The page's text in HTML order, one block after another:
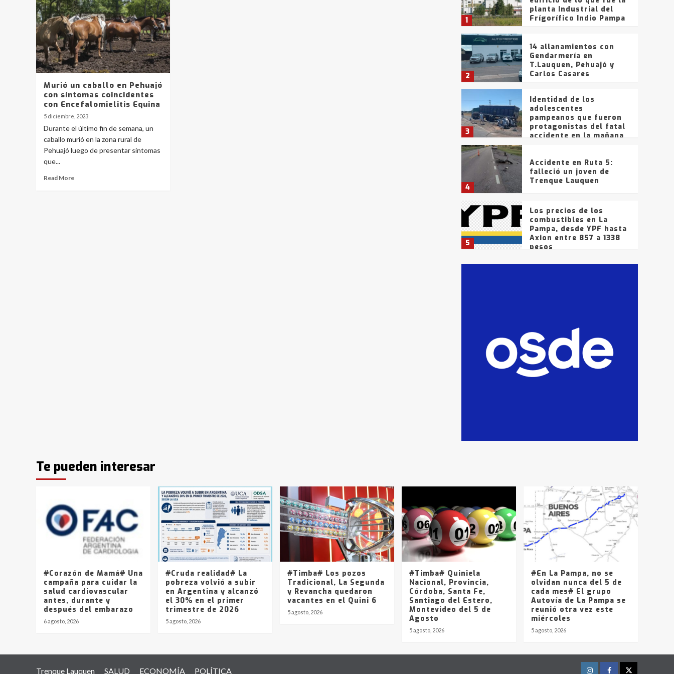
Murió un caballo en Pehuajó
con síntomas coincidentes
con Encefalomielitis Equina
5 diciembre, 2023
Durante el último fin de semana, un
caballo murió en la zona rural de
Pehuajó luego de presentar síntomas
que...
Read More
1
planta Industrial del
Frígorífico Indio Pampa
2
14 allanamientos con
Gendarmería en
T.Lauquen, Pehuajó y
Carlos Casares
3
Identidad de los
adolescentes
pampeanos que fueron
protagonistas del fatal
accidente en la mañana
4
Accidente en Ruta 5:
falleció un joven de
Trenque Lauquen
5
Los precios de los
combustibles en La
Pampa, desde YPF hasta
Axion entre 857 a 1338
pesos
La Bolsa de Cereales de
que intentaron evadir a
la Policía fueron
detenidos por
comercialización de
drogas en la tarde del
sábado
3
Identidad de los
adolescentes
pampeanos que fueron
protagonistas del fatal
accidente en la mañana
del lunes
4
Accidente en Ruta 5:
falleció un joven de
Trenque Lauquen
Los precios de los
combustibles en La
Pampa, desde YPF hasta
Axion entre 857 a 1338
pesos
Te pueden interesar
#Corazón de Mamá# Una
campaña para cuidar la
salud cardiovascular
antes, durante y
después del embarazo
6 agosto, 2026
#Cruda realidad# La
pobreza volvió a subir
en Argentina y alcanzó
el 30% en el primer
trimestre de 2026
5 agosto, 2026
#Timba# Los pozos
Tradicional, La Segunda
y Revancha quedaron
vacantes en el Quini 6
5 agosto, 2026
#Timba# Quiniela
Nacional, Provincia,
Córdoba, Santa Fe,
Santiago del Estero,
Montevideo del 5 de
Agosto
5 agosto, 2026
#En La Pampa, no se
olvidan nunca del 5 de
cada mes# El grupo
Autovía de La Pampa se
reunió otra vez este
miércoles
5 agosto, 2026
Trenque Lauquen SALUD ECONOMÍA POLÍTICA